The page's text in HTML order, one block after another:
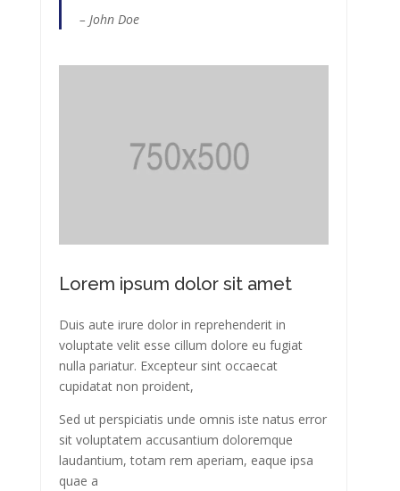
– John Doe
Lorem ipsum dolor sit amet
Duis aute irure dolor in reprehenderit in
voluptate velit esse cillum dolore eu fugiat
nulla pariatur. Excepteur sint occaecat
cupidatat non proident,
Sed ut perspiciatis unde omnis iste natus error
sit voluptatem accusantium doloremque
laudantium, totam rem aperiam, eaque ipsa
quae a